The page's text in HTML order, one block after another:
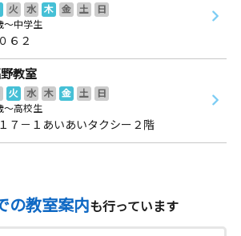
火 水 木 金 土
日
～中学生
６２
教室
火 水 木 金 土
日
～高校生
７－１あいあいタクシー２階
の教室案内も行っています